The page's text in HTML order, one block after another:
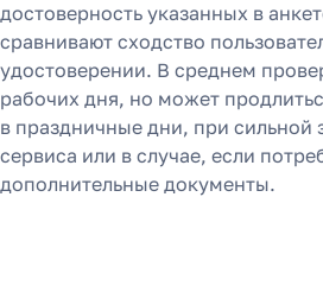
достоверность указанных в
сравнивают сходство
удостоверении. В среднем
рабочих дня, но может
в праздничные дни, при сильной
сервиса или в случае, если
дополнительные документы.